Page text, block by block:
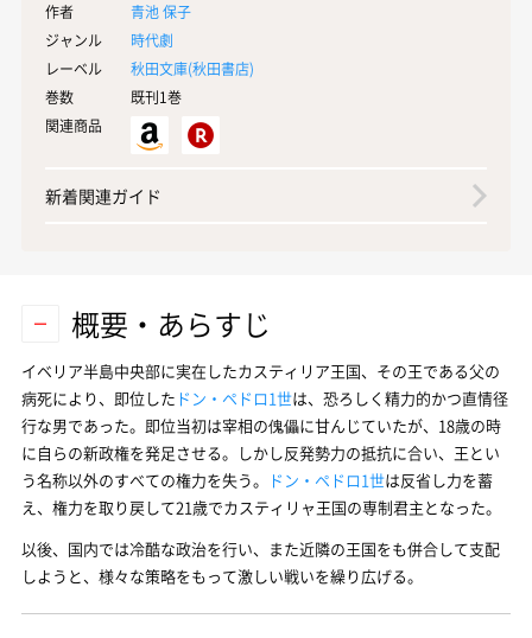
作者
青池 保子
ジャンル
時代劇
レーベル
秋田文庫(秋田書店)
巻数
既刊1巻
関連商品
新着関連ガイド
概要・あらすじ
イベリア半島中央部に実在したカスティリア王国、その王である父の
病死により、即位した ドン・ペドロ1世は、恐ろしく精力的かつ直情径
行な男であった。即位当初は宰相の傀儡に甘んじていたが、18歳の時
に自らの新政権を発足させる。しかし反発勢力の抵抗に合い、王とい
う名称以外のすべての権力を失う。
ドン・ペドロ1世は反省し力を蓄
え、権力を取り戻して21歳でカスティリャ王国の専制君主となった。
以後、国内では冷酷な政治を行い、また近隣の王国をも併合して支配
しようと、様々な策略をもって激しい戦いを繰り広げる。